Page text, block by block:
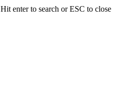
Hit enter to search or ESC to close